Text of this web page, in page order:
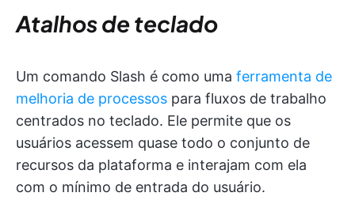
Atalhos de teclado
Um comando Slash é como uma ferramenta de
melhoria de processos para fluxos de trabalho
centrados no teclado. Ele permite que os
usuários acessem quase todo o conjunto de
recursos da plataforma e interajam com ela
com o mínimo de entrada do usuário.